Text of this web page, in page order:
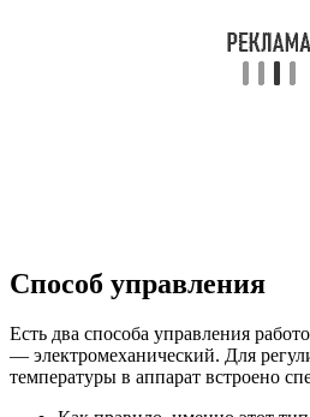
Способ управления
Есть два способа управления
— электромеханический. Для
температуры в аппарат встроено